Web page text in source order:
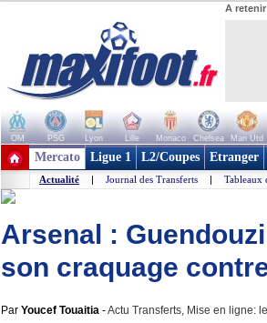
A
OM PSG Lyon Lille Monaco Chelsea Man Utd
+ de clubs
Mercato Ligue 1 L2/Coupes Etranger
Actualité | Journal des Transferts | Tableaux
Arsenal :
son craquage
Par Youcef Touaitia -Actu Transferts, Mise en ligne: le